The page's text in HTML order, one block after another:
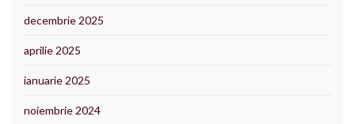
decembrie 2025
aprilie 2025
ianuarie 2025
noiembrie 2024